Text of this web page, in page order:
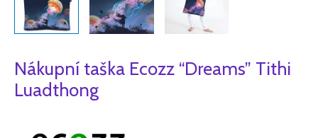
Nákupní taška Ecozz “Dreams” Tithi
Luadthong